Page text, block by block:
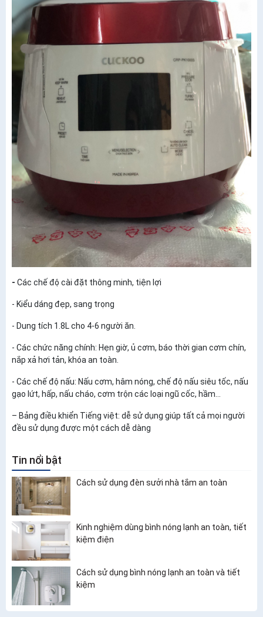
- Các chế độ cài đặt thông minh, tiện lợi
- Kiểu dáng đẹp, sang trọng
- Dung tích 1.8L cho 4-6 người ăn.
- Các chức năng chính: Hẹn giờ, ủ cơm, báo thời gian cơm chín,
nắp xả hơi tản, khóa an toàn.
- Các chế độ nấu: Nấu cơm, hâm nóng, chế độ nấu siêu tốc, nấu
gạo lứt, hấp, nấu cháo, cơm trộn các loại ngũ cốc, hầm…
– Bảng điều khiển Tiếng việt: dễ sử dụng giúp tất cả mọi người
đều sử dụng được một cách dễ dàng
Tin nổi bật
Cách sử dụng đèn sưởi nhà tắm an toàn
Kinh nghiệm dùng bình nóng lạnh an toàn, tiết
kiệm điện
Cách sử dụng bình nóng lạnh an toàn và tiết
kiệm